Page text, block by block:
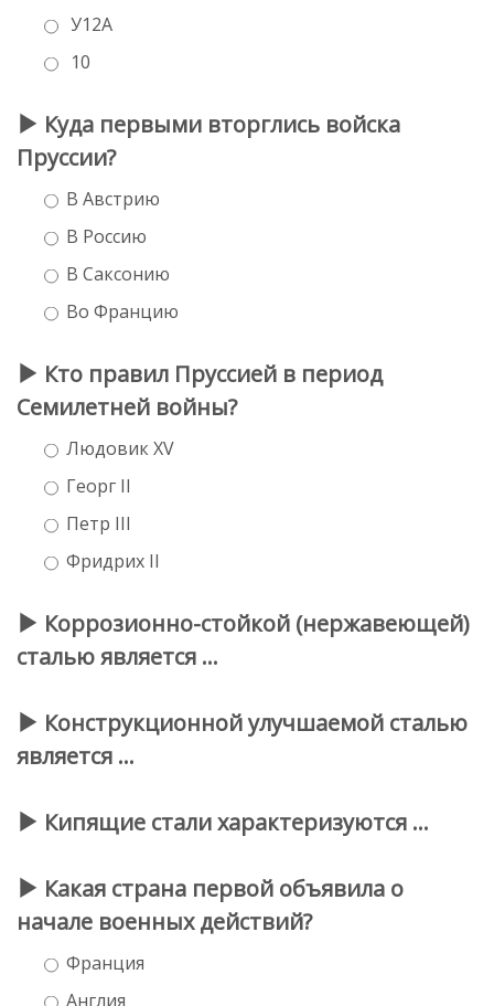
У12А
10
Куда первыми вторглись войска
Пруссии?
В Австрию
В Россию
В Саксонию
Во Францию
Кто правил Пруссией в период
Семилетней войны?
Людовик XV
Георг ΙΙ
Петр ΙΙΙ
Фридрих ΙΙ
Коррозионно-стойкой (нержавеющей)
сталью является …
Конструкционной улучшаемой сталью
является …
Кипящие стали характеризуются …
Какая страна первой объявила о
начале военных действий?
Франция
Англия